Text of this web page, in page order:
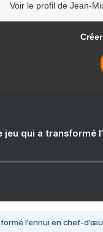
Voir le profil de Jean-
jeu qui a transformé
l’ennui en chef-